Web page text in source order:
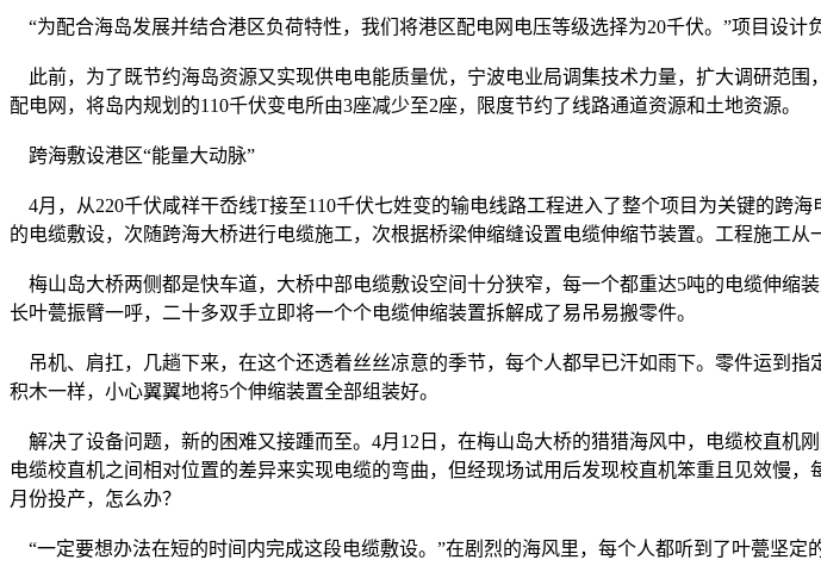
“为配合海岛发展并结合港区负荷特性，我们将港区配电网电压等级选择为20千伏。”项目设计
此前，为了既节约海岛资源又实现供电电能质量优，宁波电业局调集技术力量，扩大调研范
配电网，将岛内规划的110千伏变电所由3座减少至2座，限度节约了线路通道资源和土地资源。
跨海敷设港区“能量大动脉”
4月，从220千伏咸祥干岙线T接至110千伏七姓变的输电线路工程进入了整个项目为关键的跨
的电缆敷设，次随跨海大桥进行电缆施工，次根据桥梁伸缩缝设置电缆伸缩节装置。工程施工从
梅山岛大桥两侧都是快车道，大桥中部电缆敷设空间十分狭窄，每一个都重达5吨的电缆伸缩
长叶甍振臂一呼，二十多双手立即将一个个电缆伸缩装置拆解成了易吊易搬零件。
吊机、肩扛，几趟下来，在这个还透着丝丝凉意的季节，每个人都早已汗如雨下。零件运到
积木一样，小心翼翼地将5个伸缩装置全部组装好。
解决了设备问题，新的困难又接踵而至。4月12日，在梅山岛大桥的猎猎海风中，电缆校直机
电缆校直机之间相对位置的差异来实现电缆的弯曲，但经现场试用后发现校直机笨重且见效慢
月份投产，怎么办？
“一定要想办法在短的时间内完成这段电缆敷设。”在剧烈的海风里，每个人都听到了叶甍坚